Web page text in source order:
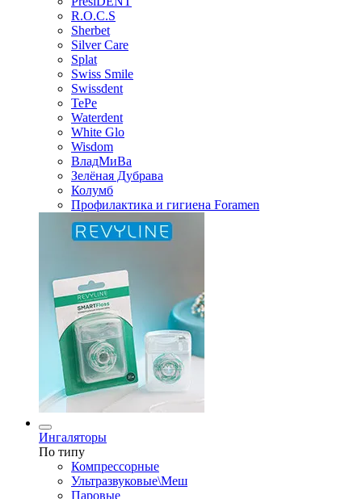
R.O.C.S
Sherbet
Silver Care
Splat
Swiss Smile
Swissdent
TePe
Waterdent
White Glo
Wisdom
ВладМиВа
Зелёная Дубрава
Колумб
Профилактика и гигиена Foramen
Ингаляторы
По типу
Компрессорные
Ультразвуковые\Меш
Паровые